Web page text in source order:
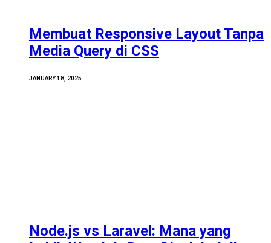
Membuat Responsive Layout Tanpa
Media Query di CSS
JANUARY 18, 2025
Node.js vs Laravel: Mana yang